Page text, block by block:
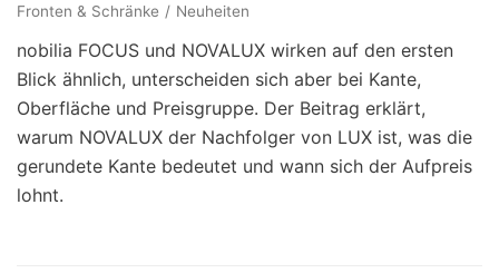
Fronten & Schränke Neuheiten
nobilia FOCUS und NOVALUX wirken auf den ersten
Blick ähnlich, unterscheiden sich aber bei Kante,
Oberfläche und Preisgruppe. Der Beitrag erklärt,
warum NOVALUX der Nachfolger von LUX ist, was die
gerundete Kante bedeutet und wann sich der Aufpreis
lohnt.